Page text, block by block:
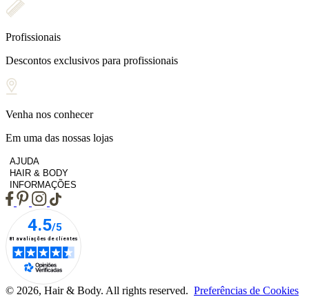
Profissionais
Descontos exclusivos para profissionais
Venha nos conhecer
Em uma das nossas lojas
AJUDA
HAIR & BODY
INFORMAÇÕES
© 2026, Hair & Body. All rights reserved. Preferências de Cookies